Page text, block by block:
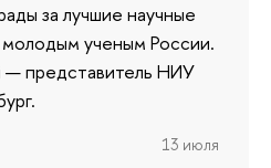
за лучшие научные
ученым России.
— представитель НИУ
13 июля